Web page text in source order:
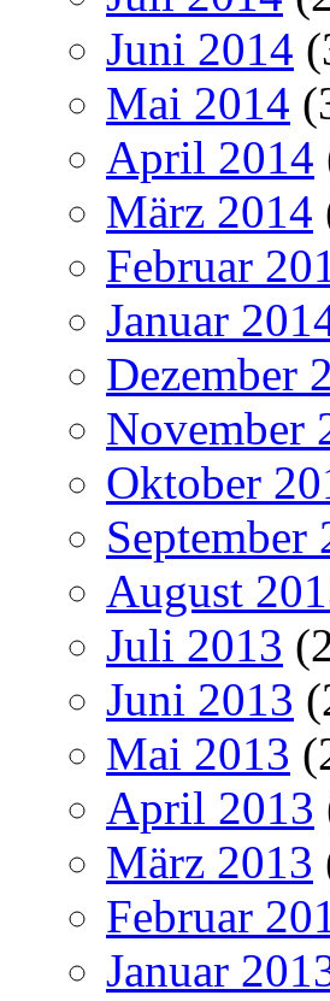
Juni 2014
Mai 2014
April 2014
März 2014
Februar
Januar
Dezember
November
Oktober
September
August
Juli 2013
Juni 2013
Mai 2013
April 2013
März 2013
Februar
Januar